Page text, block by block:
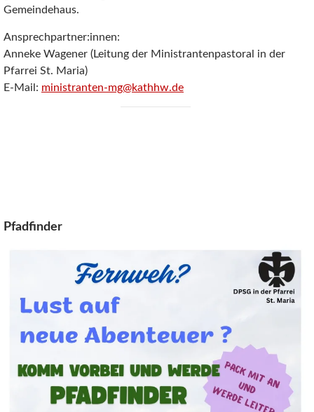
Gemeindehaus.
Ansprechpartner:innen:
Anneke Wagener (Leitung der Ministrantenpastoral in der
Pfarrei St. Maria)
E-Mail: ministranten-mg@kathhw.de
Pfadfinder